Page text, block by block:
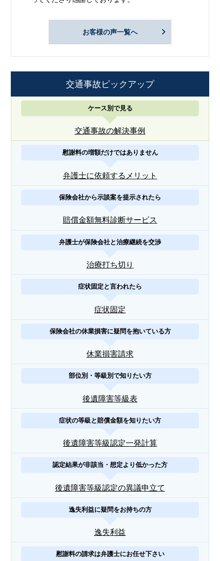
お客様の声一覧へ
交通事故ピックアップ
ケース別で見る
交通事故の解決事例
慰謝料の増額だけではありません
弁護士に依頼するメリット
保険会社から示談案を提示されたら
賠償金額無料診断サービス
弁護士が保険会社と治療継続を交渉
治療打ち切り
症状固定と言われたら
症状固定
保険会社の休業損害に疑問を抱いている方
休業損害請求
部位別・等級別で知りたい方
後遺障害等級表
症状の等級と賠償金額を知りたい方
後遺障害等級認定一発計算
認定結果が非該当・想定より低かった方
後遺障害等級認定の異議申立て
逸失利益に疑問をお持ちの方
逸失利益
慰謝料の請求は弁護士にお任せ下さい